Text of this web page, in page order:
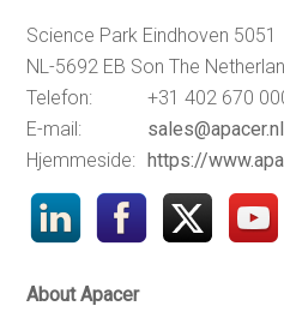
Science Park Eindhoven 5051
NL-5692 EB Son The
Telefon:
+31 402 670
E-mail:
sales@apacer.nl
Hjemmeside: https://
About Apacer